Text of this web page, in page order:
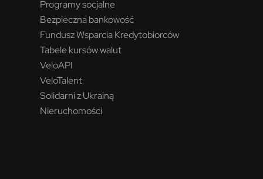
Programy socjalne
Bezpieczna bankowość
Fundusz Wsparcia Kredytobiorców
Tabele kursów walut
VeloAPI
VeloTalent
Solidarni z Ukrainą
Nieruchomości